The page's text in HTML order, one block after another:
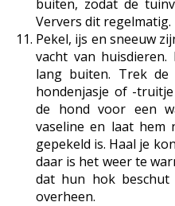
buiten, zodat de
Ververs dit regelmatig.
Pekel, ijs en sneeuw
vacht van
lang buiten. Trek de
hondenjasje of -
de hond voor een
vaseline en laat hem
gepekeld is. Haal je
daar is het weer te
dat hun hok
overheen.